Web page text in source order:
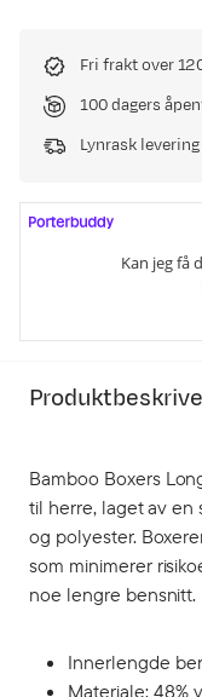
Fri frakt over
100 dagers
Lynrask levering
Kan jeg få
Bamboo Boxers
til herre, laget av en
og polyester.
som minimerer
noe lengre bensnitt.
Innerlengde
Materiale: 48%